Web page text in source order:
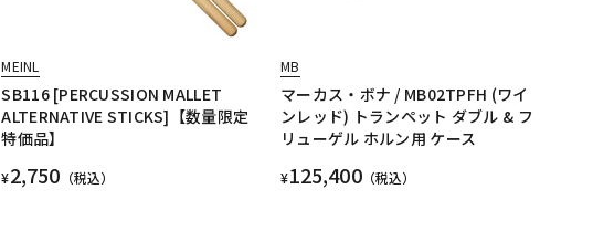
MEINL
SB116 [PERCUSSION MALLET
ALTERNATIVE STICKS]【数量限定
特価品】
¥2,750 （税込）
MB
マーカス・ボナ / MB02TPFH (ワイ
ンレッド) トランペット ダブル & フ
リューゲル ホルン用 ケース
¥125,400（税込）